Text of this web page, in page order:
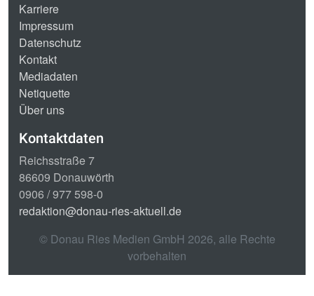
Karriere
Impressum
Datenschutz
Kontakt
Mediadaten
Netiquette
Über uns
Kontaktdaten
Reichsstraße 7
86609 Donauwörth
0906 / 977 598-0
redaktion@donau-ries-aktuell.de
© Donau Ries Medien GmbH 2026, alle Rechte
vorbehalten